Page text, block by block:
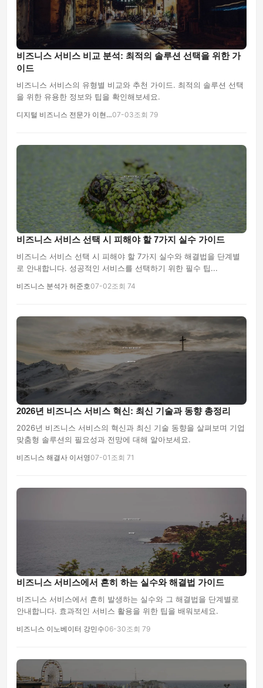
비즈니스 서비스 비교 분석: 최적의 솔루션 선택을 위한 가
이드
비즈니스 서비스의 유형별 비교와 추천 가이드. 최적의 솔루션 선택
을 위한 유용한 정보와 팁을 확인해보세요.
디지털 비즈니스 전문가 이현…07-03조회 79
비즈니스 서비스 선택 시 피해야 할 7가지 실수 가이드
비즈니스 서비스 선택 시 피해야 할 7가지 실수와 해결법을 단계별
로 안내합니다. 성공적인 서비스를 선택하기 위한 필수 팁...
비즈니스 분석가 허준호07-02조회 74
2026년 비즈니스 서비스 혁신: 최신 기술과 동향 총정리
2026년 비즈니스 서비스의 혁신과 최신 기술 동향을 살펴보며 기업
맞춤형 솔루션의 필요성과 전망에 대해 알아보세요.
비즈니스 해결사 이서영07-01 조회 71
비즈니스 서비스에서 흔히 하는 실수와 해결법 가이드
비즈니스 서비스에서 흔히 발생하는 실수와 그 해결법을 단계별로
안내합니다. 효과적인 서비스 활용을 위한 팁을 배워보세요.
비즈니스 이노베이터 강민수06-30조회 79